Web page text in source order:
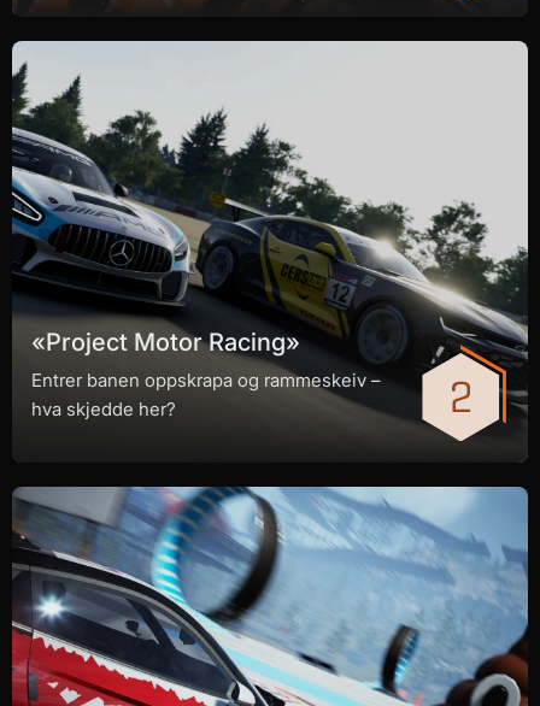
«Project Motor Racing»
Entrer banen oppskrapa og rammeskeiv –
hva skjedde her?